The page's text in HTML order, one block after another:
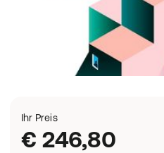
Ihr Preis
€ 246,80